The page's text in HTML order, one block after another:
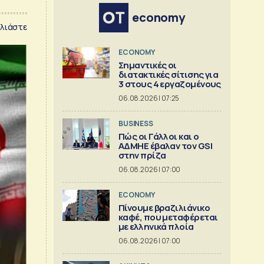
economy
ECONOMY
Σημαντικές οι
διατακτικές σίτισης για
3 στους 4 εργαζομένους
06.08.2026 | 07:25
BUSINESS
Πώς οι Γάλλοι και ο
ΑΔΜΗΕ έβαλαν τον GSI
στην πρίζα
06.08.2026 | 07:00
ECONOMY
Πίνουμε βραζιλιάνικο
καφέ, που μεταφέρεται
με ελληνικά πλοία
06.08.2026 | 07:00